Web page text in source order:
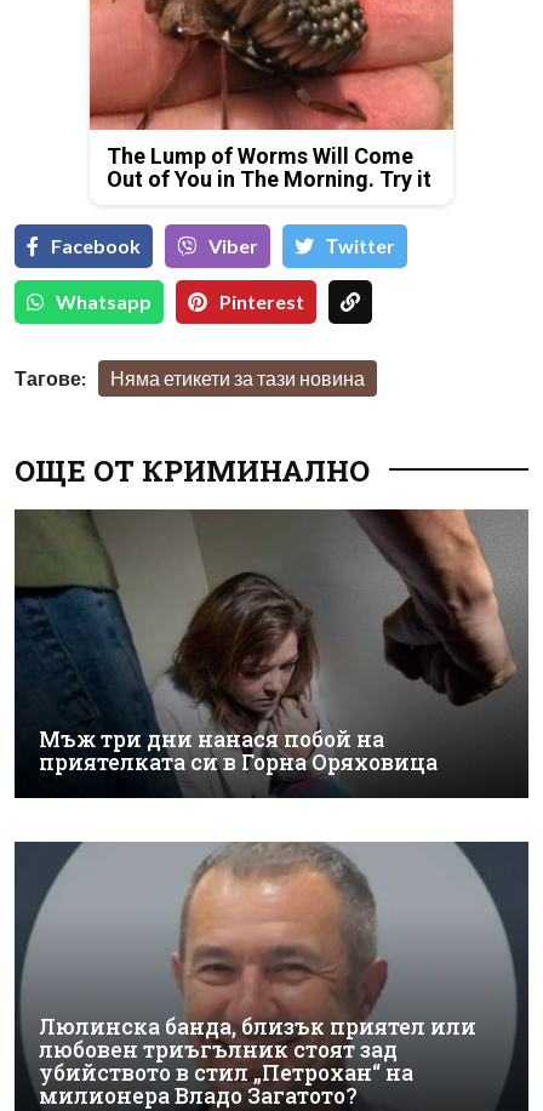
The Lump of Worms Will Come
Out of You in The Morning. Try it
Facebook Viber Тwitter
Whatsapp Pinterest
Тагове: Няма етикети за тази новина
ОЩЕ ОТ КРИМИНАЛНО
Мъж три дни нанася побой на
приятелката си в Горна Оряховица
Люлинска банда, близък приятел или
любовен триъгълник стоят зад
убийството в стил „Петрохан“ на
милионера Владо Загатото?